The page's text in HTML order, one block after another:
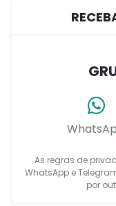
As regras de
WhatsApp e
por